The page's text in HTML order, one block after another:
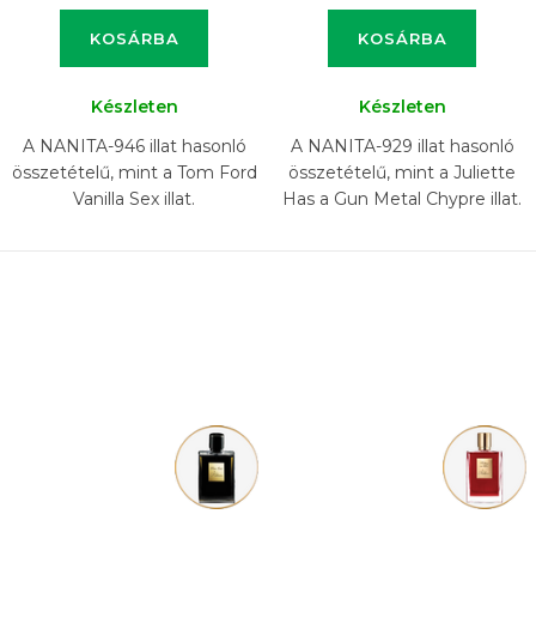
KOSÁRBA
Készleten
A NANITA-946 illat hasonló
összetételű, mint a Tom Ford
Vanilla Sex illat.
KOSÁRBA
Készleten
A NANITA-929 illat hasonló
összetételű, mint a Juliette
Has a Gun Metal Chypre illat.